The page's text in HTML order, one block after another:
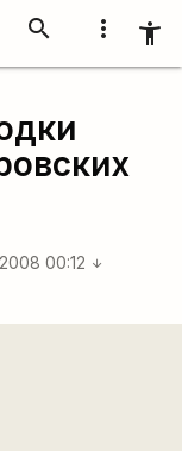
more_vert accessibility_new
search
00:12 arrow_downward